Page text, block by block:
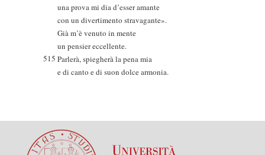
una prova mi dia d’esser amante
con un divertimento stravagante».
Già m’è venuto in mente
un pensier eccellente.
515 Parlerà, spiegherà la pena mia
e di canto e di suon dolce armonia.